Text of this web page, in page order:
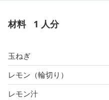
材料 1 人分
玉ねぎ
レモン（輪切り）
レモン汁